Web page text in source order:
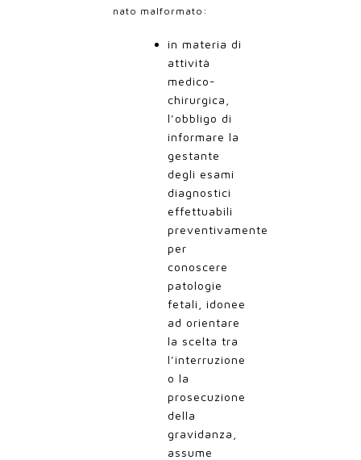
nato malformato:
in materia di
attività
medico-
chirurgica,
l’obbligo di
informare la
gestante
degli esami
diagnostici
effettuabili
preventivamente
per
conoscere
patologie
fetali, idonee
ad orientare
la scelta tra
l’interruzione
o la
prosecuzione
della
gravidanza,
assume